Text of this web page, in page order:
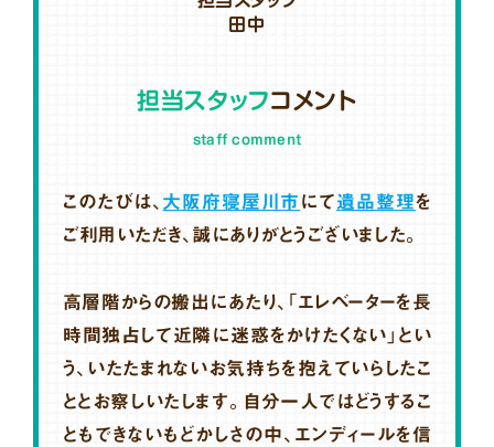
担当スタッフコメント
staff comment
このたびは、 大阪府寝屋川市 にて遺品整理を
ご利用いただき、誠にありがとうございました。
高層階からの搬出にあたり、「エレベーターを長
時間独占して近隣に迷惑をかけたくない」とい
う、いたたまれないお気持ちを抱えていらしたこ
ととお察しいたします。自分一人ではどうするこ
ともできないもどかしさの中、エンディールを信
田中